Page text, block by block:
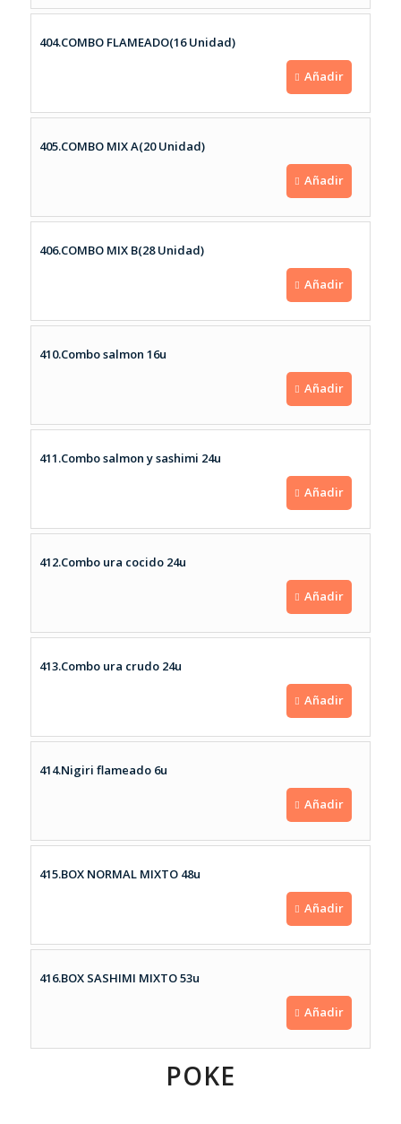
404.COMBO FLAMEADO(16 Unidad)
Añadir
405.COMBO MIX A(20 Unidad)
Añadir
406.COMBO MIX B(28 Unidad)
Añadir
410.Combo salmon 16u
Añadir
411.Combo salmon y sashimi 24u
Añadir
412.Combo ura cocido 24u
Añadir
413.Combo ura crudo 24u
Añadir
414.Nigiri flameado 6u
Añadir
415.BOX NORMAL MIXTO 48u
Añadir
416.BOX SASHIMI MIXTO 53u
Añadir
POKE